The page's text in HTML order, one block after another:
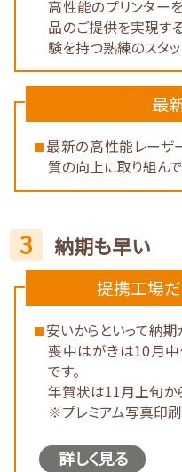
高性能のプリンター
品のご提供を実現す
験を持つ熟練のスタ
最
最新の高性能レーザ
質の向上に取り組んで
3 納期も早い
提携工場
安いからといって納期
喪中はがきは10月
です。
年賀状は11月上旬か
※プレミアム写真印刷
詳しく見る